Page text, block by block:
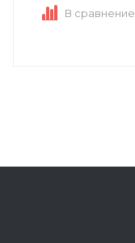
В сравнение